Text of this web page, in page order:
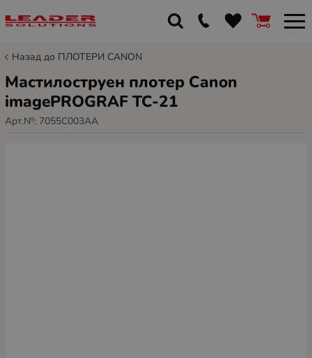
Назад до ПЛОТЕРИ CANON
Мастилоструен плотер Canon
imagePROGRAF TC-21
Арт.№: 7055C003AA